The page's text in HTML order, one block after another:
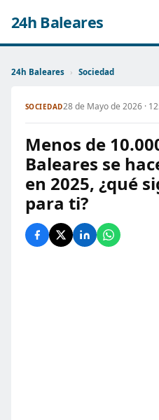
24h Baleares
24h Baleares › Sociedad
SOCIEDAD28 de Mayo de 2026 ·
Menos de
Baleares se
en 2025, ¿qué
para ti?